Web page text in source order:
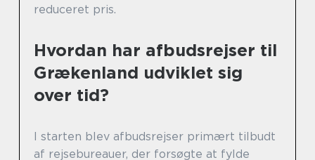
reduceret pris.
Hvordan har afbudsrejser til
Grækenland udviklet sig
over tid?
I starten blev afbudsrejser primært tilbudt
af rejsebureauer, der forsøgte at fylde